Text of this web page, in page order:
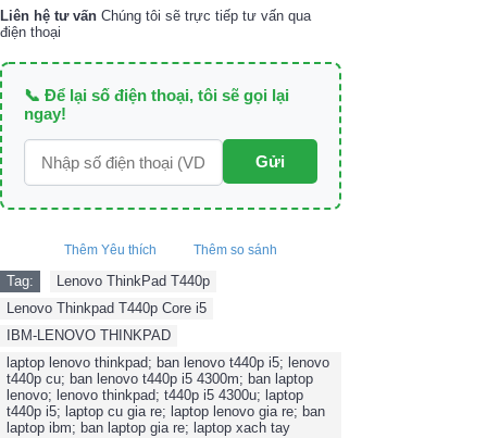
Liên hệ tư vấn Chúng tôi sẽ trực tiếp tư vấn qua
điện thoại
📞 Để lại số điện thoại, tôi sẽ gọi lại
ngay!
Gửi
Thêm Yêu thích Thêm so sánh
Tag: Lenovo ThinkPad T440p
Lenovo Thinkpad T440p Core i5
IBM-LENOVO THINKPAD
laptop lenovo thinkpad; ban lenovo t440p i5; lenovo
t440p cu; ban lenovo t440p i5 4300m; ban laptop
lenovo; lenovo thinkpad; t440p i5 4300u; laptop
t440p i5; laptop cu gia re; laptop lenovo gia re; ban
laptop ibm; ban laptop gia re; laptop xach tay